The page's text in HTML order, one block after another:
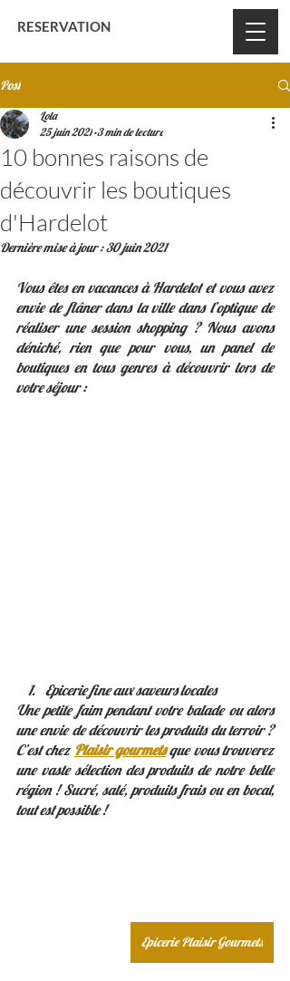
RESERVATION
Post
10 bonnes raisons de
découvrir les boutiques
d'Hardelot
Lola
25 juin 2021 3 min de lecture
Dernière mise à jour :30 juin 2021
Vous êtes en vacances à Hardelot et vous avez
envie de flâner dans la ville dans l’optique de
réaliser une session shopping ? Nous avons
déniché, rien que pour vous, un panel de
boutiques en tous genres à découvrir lors de
votre séjour :
Epicerie fine aux saveurs locales
Une petite faim pendant votre balade ou alors
une envie de découvrir les produits du terroir ?
C’est chez Plaisir gourmets que vous trouverez
une vaste sélection des produits de notre belle
région ! Sucré, salé, produits frais ou en bocal,
tout est possible !
Epicerie Plaisir Gourmets